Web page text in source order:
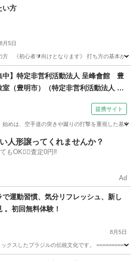
太極拳
い方
8月5日
方 《初心者🔰向けとなります》 打ち方の基本から
社会人
中】特定非営利活動法人 呈峰會館 豊
室（豊明市）（特定非営利活動法人 呈
提携サイト
始めは、空手道の突きや蹴りの打撃を重視した基
闘技
い人形譲ってくれませんか？
もOK🙆‍♀️査定0円‼️
Ad
で運動習慣、気分リフレッシュ、新し
。初回無料体験！
8月5日
クスしたブラジルの伝統文化です。